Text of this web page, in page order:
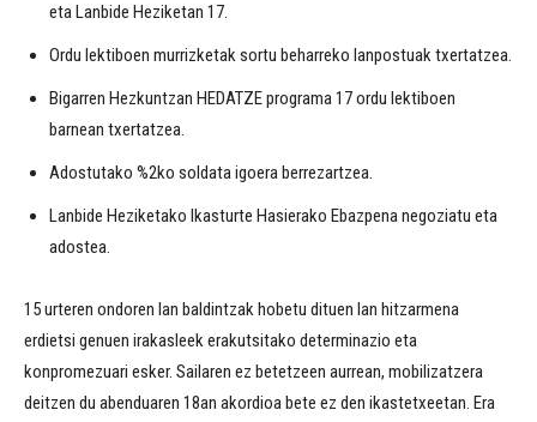
eta Lanbide Heziketan 17.
Ordu lektiboen murrizketak sortu beharreko lanpostuak txertatzea.
Bigarren Hezkuntzan HEDATZE programa 17 ordu lektiboen
barnean txertatzea.
Adostutako %2ko soldata igoera berrezartzea.
Lanbide Heziketako Ikasturte Hasierako Ebazpena negoziatu eta
adostea.
15 urteren ondoren lan baldintzak hobetu dituen lan hitzarmena
erdietsi genuen irakasleek erakutsitako determinazio eta
konpromezuari esker. Sailaren ez betetzeen aurrean, mobilizatzera
deitzen du abenduaren 18an akordioa bete ez den ikastetxeetan. Era